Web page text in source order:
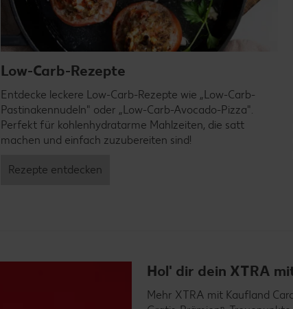
Low-Carb-Rezepte
Entdecke leckere Low-Carb-Rezepte wie „Low-Carb-
Pastinakennudeln" oder „Low-Carb-Avocado-Pizza".
Perfekt für kohlenhydratarme Mahlzeiten, die satt
machen und einfach zuzubereiten sind!
Rezepte entdecken
Hol' dir dein XTRA
Mehr XTRA mit Kaufland